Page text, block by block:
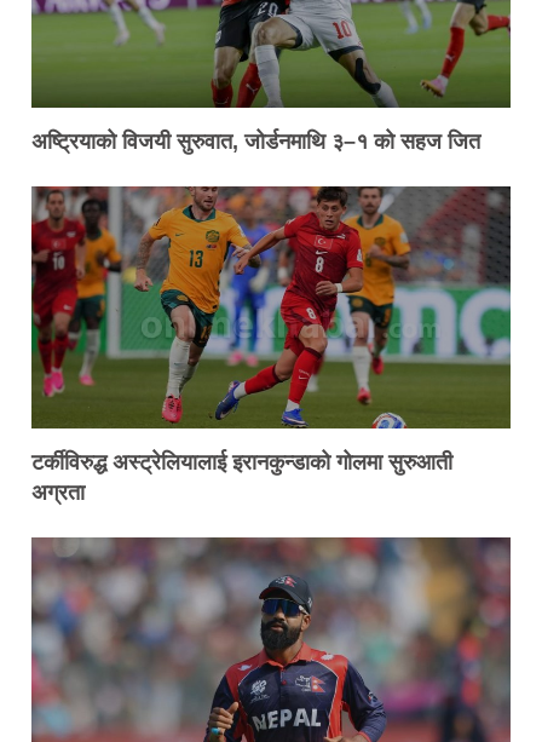
अष्ट्रियाको विजयी सुरुवात, जोर्डनमाथि ३–१ को सहज जित
टर्कीविरुद्ध अस्ट्रेलियालाई इरानकुन्डाको गोलमा सुरुआती
अग्रता